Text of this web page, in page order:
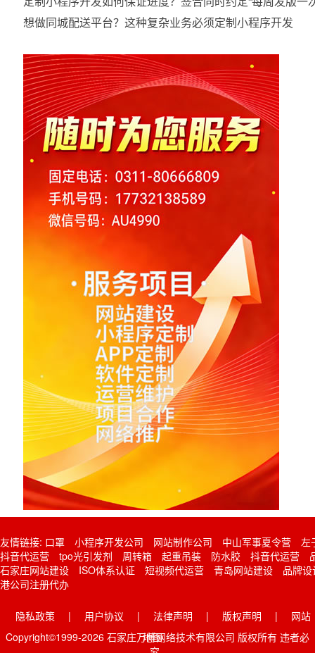
想做同城配送平台？这种复杂业务必须定制小程序开发
友情链接: 口罩 小程序开发公司 网站制作公司 中山军事夏令营
左
抖音代运营
tpo光引发剂 周转箱 起重吊装 防水胶 抖音代运营
石家庄网站建设
ISO体系认证 短视频代运营 青岛网站建设
品牌设
港公司注册代办
隐私政策 | 用户协议 | 法律声明 | 版权声明 |
网站
地图
Copyright©1999-2026 石家庄万博网络技术有限公司 版权所有 违者必